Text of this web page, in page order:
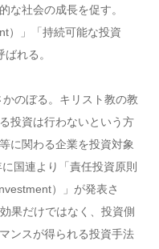
な社会の成長を促す。
）」「持続可能な投資
れる。
のぼる。キリスト教の教
投資は行わないという方
に関わる企業を投資対象
国連より「責任投資原則
）」が発表さ
果だけではなく、投資側
ンスが得られる投資手法